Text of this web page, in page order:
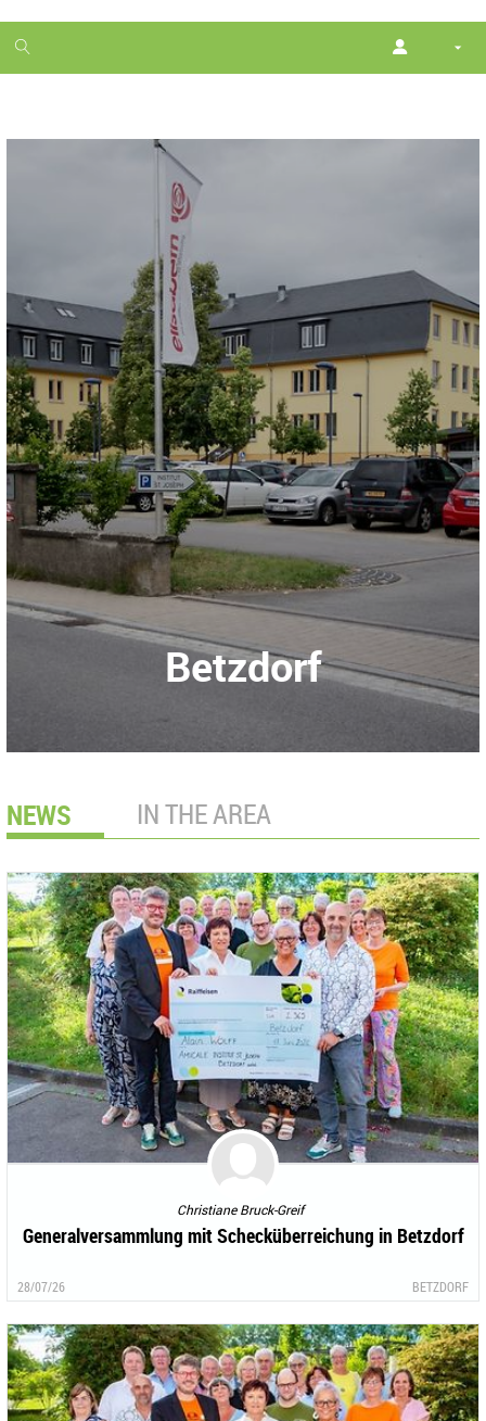
1
month
Betzdorf
NEWS IN THE AREA
Christiane Bruck-Greif
Generalversammlung mit Schecküberreichung in Betzdorf
28/07/26 BETZDORF